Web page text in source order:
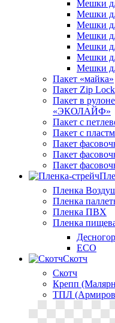
Мешки
Мешки
Мешки
Мешки
Мешки
Мешки
Мешки
Пакет «майка»
Пакет Zip Lock
Пакет в
«ЭКОЛАЙФ»
Пакет с
Пакет с
Пакет
Пакет
Пакет
Пленка
Пленка
Пленка ПВХ
Пленка
ECO
Скотч
Скотч
Крепп
ТПЛ